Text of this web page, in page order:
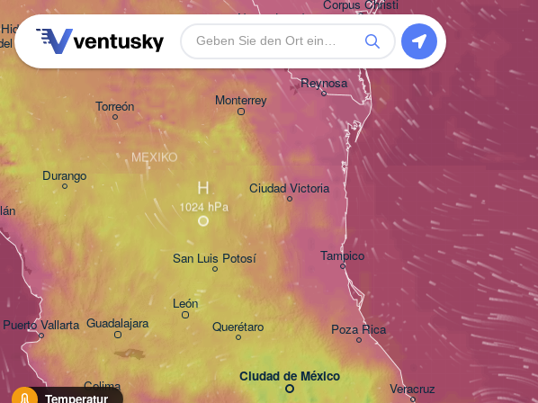
Temperatur
Durango
Torreón
Monclova
Hidalgo
Parral
MEXIKO
Guadalajara
León
Puerto Vallarta
Colima
Monterrey
Reynosa
San Luis Potosí
Ciudad Victoria
Tampico
Corpus Christi
Nuevo Laredo
Ciudad de México
Querétaro Poza Rica
Veracruz
H